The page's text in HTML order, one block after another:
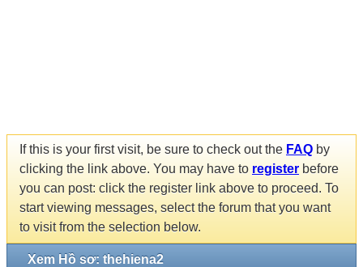
If this is your first visit, be sure to check out the FAQ by
clicking the link above. You may have to register before
you can post: click the register link above to proceed. To
start viewing messages, select the forum that you want
to visit from the selection below.
Xem Hồ sơ: thehiena2